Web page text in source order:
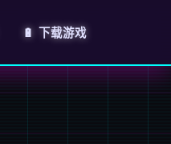
🔋 下载游戏